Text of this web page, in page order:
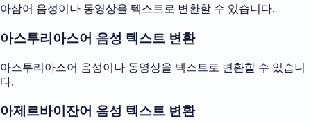
아삼어 음성이나 동영상을 텍스트로 변환할 수 있습니다.
아스투리아스어 음성 텍스트 변환
아스투리아스어 음성이나 동영상을 텍스트로 변환할 수 있습니
다.
아제르바이잔어 음성 텍스트 변환